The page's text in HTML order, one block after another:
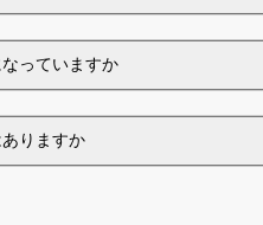
っていますか
りますか